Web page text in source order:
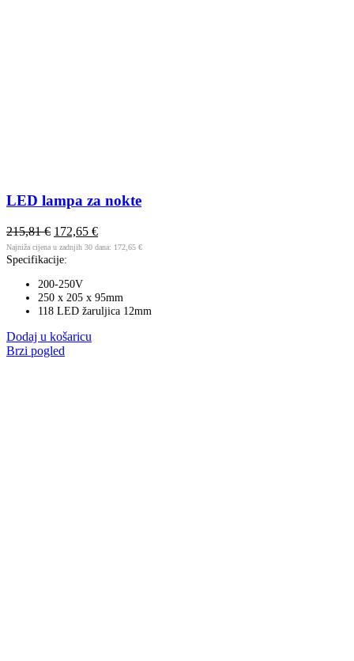
LED lampa za nokte
215,81€ 172,65 €
Najniža cijena u zadnjih 30 dana: 172,65 €
Specifikacije:
200-250V
250 x 205 x 95mm
118 LED žaruljica 12mm
Dodaj u košaricu
Brzi pogled